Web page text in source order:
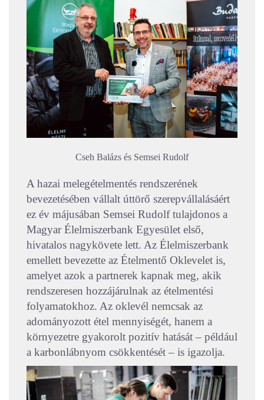
Cseh Balázs és Semsei Rudolf
A hazai melegételmentés rendszerének
bevezetésében vállalt úttörő szerepvállalásáért
ez év májusában Semsei Rudolf tulajdonos a
Magyar Élelmiszerbank Egyesület első,
hivatalos nagykövete lett. Az Élelmiszerbank
emellett bevezette az Ételmentő Oklevelet is,
amelyet azok a partnerek kapnak meg, akik
rendszeresen hozzájárulnak az ételmentési
folyamatokhoz. Az oklevél nemcsak az
adományozott étel mennyiségét, hanem a
környezetre gyakorolt pozitív hatását – például
a karbonlábnyom csökkentését – is igazolja.